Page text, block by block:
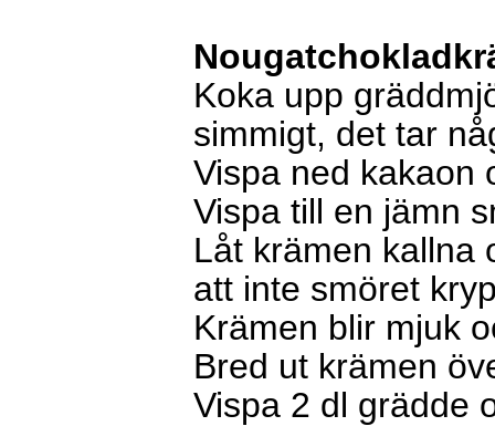
Koka upp
simmigt, det tar
Vispa ned kakaon
Vispa till en jämn
Låt krämen kallna
att inte smöret
Krämen blir mjuk
Bred ut krämen
Vispa 2 dl grädde